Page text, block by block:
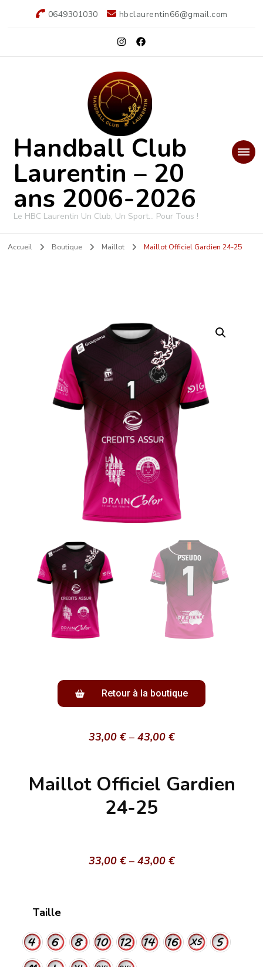
0649301030 hbclaurentin66@gmail.com
Handball Club
Laurentin – 20
ans 2006-2026
Le HBC Laurentin Un Club, Un Sport… Pour Tous !
Accueil Boutique Maillot Maillot Officiel Gardien 24-25
Retour à la boutique
33,00 €– 43,00 €
Maillot Officiel Gardien
24-25
33,00 €– 43,00 €
Taille